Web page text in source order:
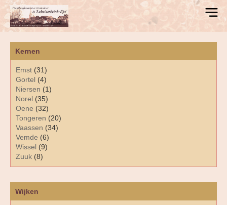
Kernen
Emst (31)
Gortel (4)
Niersen (1)
Norel (35)
Oene (32)
Tongeren (20)
Vaassen (34)
Vemde (6)
Wissel (9)
Zuuk (8)
Wijken